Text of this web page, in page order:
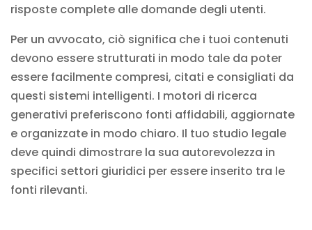
risposte complete alle domande degli utenti.
Per un avvocato, ciò significa che i tuoi contenuti
devono essere strutturati in modo tale da poter
essere facilmente compresi, citati e consigliati da
questi sistemi intelligenti. I motori di ricerca
generativi preferiscono fonti affidabili, aggiornate
e organizzate in modo chiaro. Il tuo studio legale
deve quindi dimostrare la sua autorevolezza in
specifici settori giuridici per essere inserito tra le
fonti rilevanti.